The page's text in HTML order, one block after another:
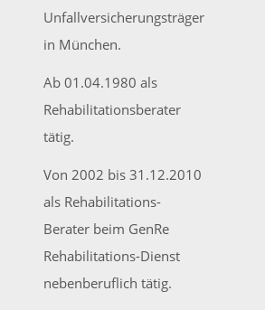
Unfallversicherungsträger
in München.
Ab 01.04.1980 als
Rehabilitationsberater
tätig.
Von 2002 bis 31.12.2010
als Rehabilitations-
Berater beim GenRe
Rehabilitations-Dienst
nebenberuflich tätig.